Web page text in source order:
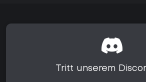
Tritt unserem